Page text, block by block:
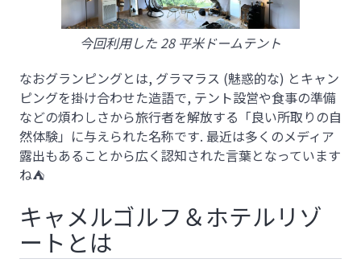
今回利用した 28 平米ドームテント
なおグランピングとは, グラマラス (魅惑的な) とキャン
ピングを掛け合わせた造語で, テント設営や食事の準備
などの煩わしさから旅行者を解放する「良い所取りの自
然体験」に与えられた名称です. 最近は多くのメディア
露出もあることから広く認知された言葉となっています
ね⛺
キャメルゴルフ＆ホテルリゾ
ートとは